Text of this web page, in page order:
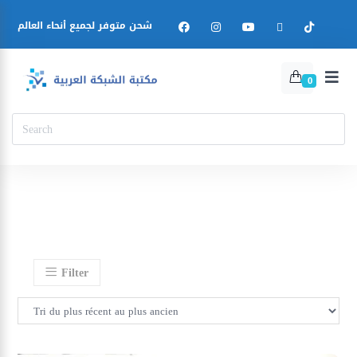
شحن متوفر لجميع أنحاء العالم
0
Filter